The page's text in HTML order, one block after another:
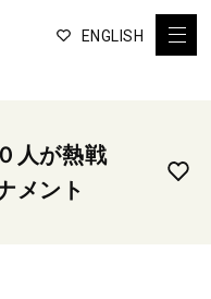
ENGLISH
人が熱戦
メント